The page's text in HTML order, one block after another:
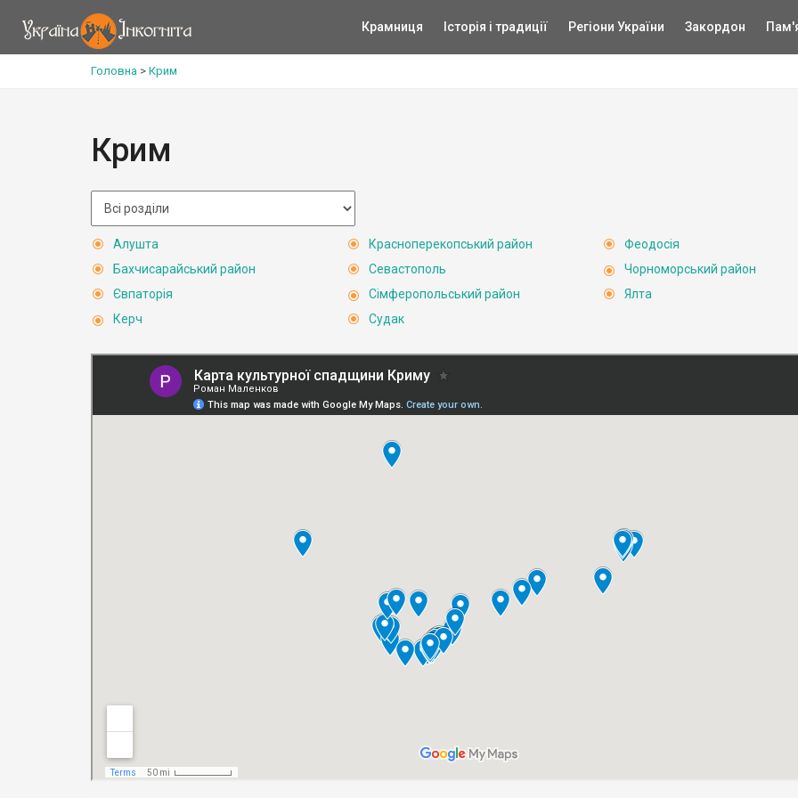
Крамниця Історія і традиції Регіони України Закордон
Головна > Крим
Крим
Алушта
Бахчисарайський район
Євпаторія
Керч
Красноперекопський район
Севастополь
Сімферопольський район
Судак
Феодосія
Чорноморський район
Ялта